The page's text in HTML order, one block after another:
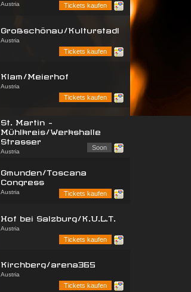
Austria
Tickets kaufen
Großschönau/Kulturstadl
Austria
Tickets kaufen
Klam/Meierhof
Austria
Tickets kaufen
St. Martin -
Mühlkreis/Werkshalle
Strasser
Austria
Soon
Gmunden/Toscana
Congress
Austria
Tickets kaufen
Hof bei Salzburg/K.U.L.T.
Austria
Tickets kaufen
Kirchberg/arena365
Austria
Tickets kaufen